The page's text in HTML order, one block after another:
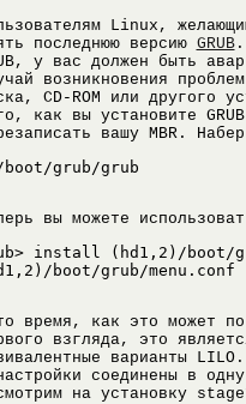
Linux,
последнюю версию GRUB.
у вас должен быть
возникновения
CD-ROM или другого
как вы установите
вашу MBR.
grub/grub
вы можете
install (hd1,2)/boot/
boot/grub/menu.conf
время, как это может
взгляда, это
варианты
соединены в
на установку